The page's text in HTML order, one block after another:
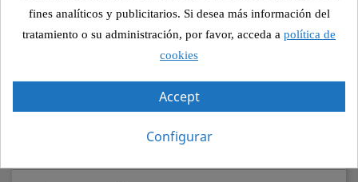
Compartir
Pagament segur
Recollida segura
fines analíticos y publicitarios. Si desea más información del
tratamiento o su administración, por favor, acceda a política de
cookies
Accept
Configurar